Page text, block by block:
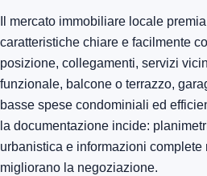
Il mercato immobiliare locale
caratteristiche chiare e facilmente
posizione, collegamenti, servizi
funzionale, balcone o terrazzo,
basse spese condominiali ed
la documentazione incide:
urbanistica e informazioni complete
migliorano la negoziazione.